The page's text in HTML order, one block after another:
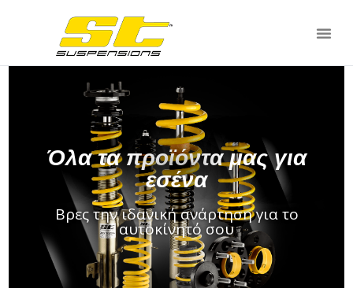
Όλα τα προϊόντα μας για
εσένα
Βρες την ιδανική ανάρτηση για το
αυτοκίνητό σου